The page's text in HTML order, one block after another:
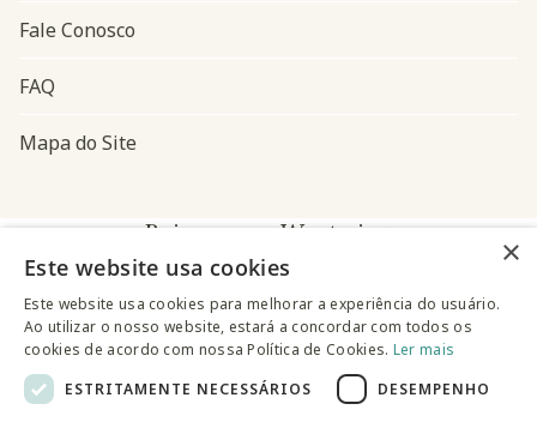
Fale Conosco
FAQ
Mapa do Site
Baixe o app Westwing
×
Este website usa cookies
Este website usa cookies para melhorar a experiência do usuário.
Ao utilizar o nosso website, estará a concordar com todos os
cookies de acordo com nossa Política de Cookies. Ler mais
ESTRITAMENTE NECESSÁRIOS
DESEMPENHO